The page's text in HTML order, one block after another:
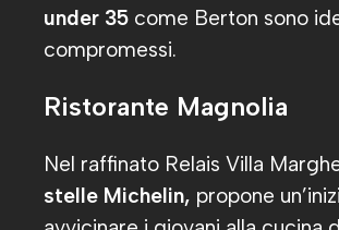
under 35 come Berton sono
compromessi.
Ristorante Magnolia
Nel raffinato Relais Villa
stelle Michelin, propone